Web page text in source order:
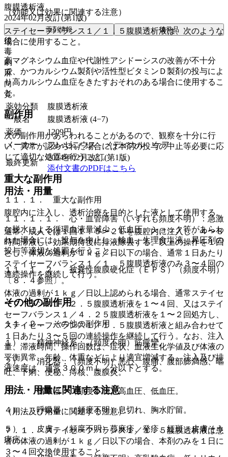
（効能又は効果に関連する注意）
ステイセーフバランス１／１．５腹膜透析液は、次のような
場合に使用すること。
高マグネシウム血症や代謝性アシドーシスの改善が不十分
で、かつカルシウム製剤や活性型ビタミンＤ製剤の投与によ
り高カルシウム血症をきたすおそれのある場合に使用するこ
と。
副作用
次の副作用があらわれることがあるので、観察を十分に行
い、異常が認められた場合には本剤の投与の中止等必要に応
じて適切な処置を行うこと。
重大な副作用
１１．１． 重大な副作用
１１．１．１． 心・血管障害（いずれも頻度不明）：急激
な脱水による循環血液量減少、低血圧、ショック等があらわ
れた場合には、投与を中止し、輸血、生理食塩液、昇圧剤の
投与等適切な処置を行うこと。
１１．１．２． 被嚢性腹膜硬化症（ＥＰＳ）（頻度不明）
〔８．４参照〕。
その他の副作用
１１．２． その他の副作用
１）． 精神神経系：（頻度不明）筋痙攣。
２）． 消化器：（頻度不明）悪心、腹痛、腹部膨満感、嘔
吐、下痢、便秘、痔核、腹膜炎。
３）． 循環器：（頻度不明）高血圧、低血圧。
４）． 呼吸器：（頻度不明）息切れ、胸水貯留。
５）． 皮膚：（頻度不明）蕁麻疹、発疹、紅斑、皮膚そう
痒症。
腹膜透析液
2024年02月改訂(第1版)
薬剤情報 後発品
後
毒
劇
麻
向
覚
薬効分類
腹膜透析液
一般名
腹膜透析液 (4−7)
薬価
1209円
メーカー
フレゼニウス メディカル ケア
最終更新
2024年02月改訂(第1版)
添付文書のPDFはこちら
用法・用量
腹腔内に注入し、透析治療を目的とした液として使用する。
通常、成人では１回１．５〜２Ｌを腹腔内に注入し、４〜８
時間滞液し、効果期待後に排液除去する。以上の操作を１回
とし、体液の過剰が１ｋｇ／日以下の場合、通常１日あたり
ステイセーフバランス１／１．５腹膜透析液のみ３〜４回の
連続操作を継続して行う。
体液の過剰が１ｋｇ／日以上認められる場合、通常ステイセ
ーフバランス１／２．５腹膜透析液を１〜４回、又はステイ
セーフバランス１／４．２５腹膜透析液を１〜２回処方し、
ステイセーフバランス１／１．５腹膜透析液と組み合わせて
１日あたり３〜５回の連続操作を継続して行う。なお、注入
量、滞液時間、操作回数は、症状、血液生化学値及び体液の
平衡異常、年齢、体重などにより適宜増減する。注入及び排
液速度は、通常３００ｍＬ／分以下とする。
用法・用量に関連する注意
（用法及び用量に関連する注意）
７．１． ステイセーフバランス１／１．５腹膜透析液は患
者の体液の過剰が１ｋｇ／日以下の場合、本剤のみを１日に
３〜４回交換使用すること。